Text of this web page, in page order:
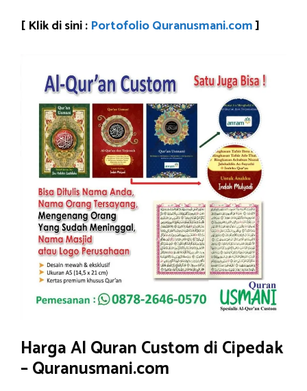
[ Klik di sini : Portofolio Quranusmani.com]
Harga Al Quran Custom di Cipedak
– Quranusmani.com